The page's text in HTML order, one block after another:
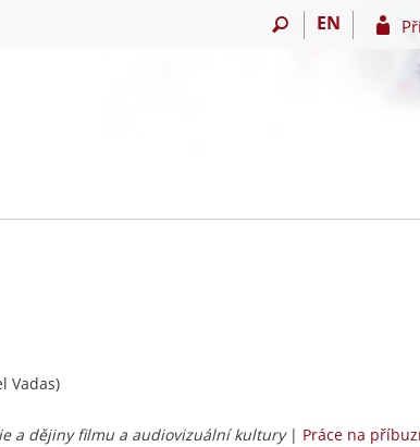
EN
Vadas)
a dějiny filmu a audiovizuální kultury| Práce na